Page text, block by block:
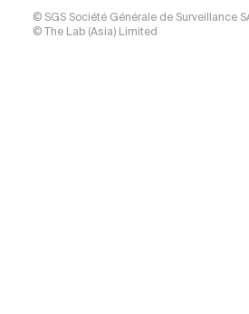
© SGS Société Générale de Surveillance
© The Lab (Asia) Limited